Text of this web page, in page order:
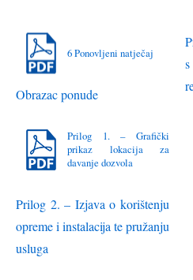
6 Ponovljeni natječaj
Obrazac ponude
Prilog 1. – Grafički
prikaz lokacija za
davanje dozvola
Prilog 2. – Izjava o korištenju
opreme i instalacija te pružanju
usluga